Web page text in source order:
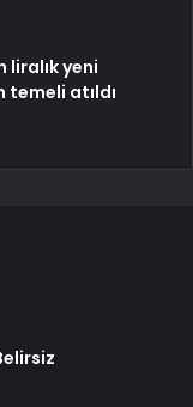
liralık yeni
temeli atıldı